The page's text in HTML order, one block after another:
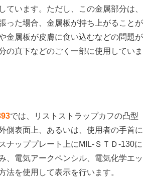
ています。ただし、この金属部分は、
った場合、金属板が持ち上がることが
金属板が皮膚に食い込むなどの問題が
の真下などのごく一部に使用していま
では、リストストラップカフの凸型
側表面上、あるいは、使用者の手首に
ナッププレート上にMIL-ＳＴＤ-130に
、電気アークペンシル、電気化学エッ
法を使用して表示を行います。